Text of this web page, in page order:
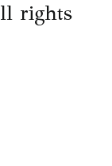
rights